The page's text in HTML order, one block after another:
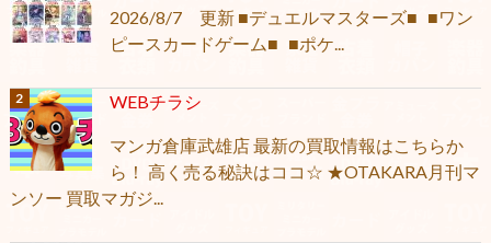
2026/8/7 更新 ■デュエルマスターズ■ ■ワン
ピースカードゲーム■ ■ポケ...
WEBチラシ
マンガ倉庫武雄店 最新の買取情報はこちらか
ら！ 高く売る秘訣はココ☆ ★OTAKARA月刊マ
ンソー 買取マガジ...